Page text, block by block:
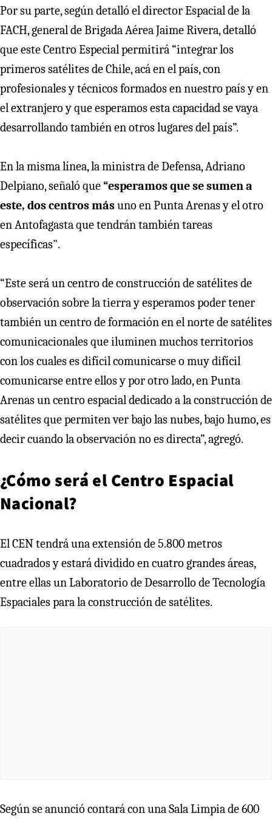
Por su parte, según detalló el director Espacial de la
FACH, general de Brigada Aérea Jaime Rivera, detalló
que este Centro Especial permitirá “integrar los
primeros satélites de Chile, acá en el país, con
profesionales y técnicos formados en nuestro país y en
el extranjero y que esperamos esta capacidad se vaya
desarrollando también en otros lugares del país”.
En la misma línea, la ministra de Defensa, Adriano
Delpiano, señaló que“esperamos que se sumen a
este, dos centros másuno en Punta Arenas y el otro
en Antofagasta que tendrán también tareas
específicas".
“Este será un centro de construcción de satélites de
observación sobre la tierra y esperamos poder tener
también un centro de formación en el norte de satélites
comunicacionales que iluminen muchos territorios
con los cuales es difícil comunicarse o muy difícil
comunicarse entre ellos y por otro lado, en Punta
Arenas un centro espacial dedicado a la construcción de
satélites que permiten ver bajo las nubes, bajo humo, es
decir cuando la observación no es directa”, agregó.
¿Cómo será el Centro Espacial
Nacional?
El CEN tendrá una extensión de 5.800 metros
cuadrados y estará dividido en cuatro grandes áreas,
entre ellas un Laboratorio de Desarrollo de Tecnología
Espaciales para la construcción de satélites.
Según se anunció contará con una Sala Limpia de 600